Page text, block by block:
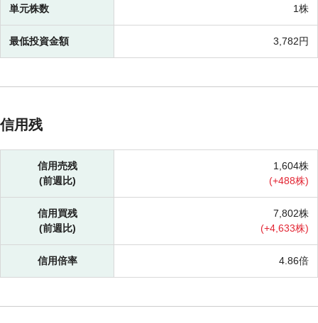
単元株数 1株
最低投資金額 3,782円
信用残
信用売残
(前週比)
1,604株
(+488株)
信用買残
(前週比)
7,802株
(+4,633株)
信用倍率 4.86倍